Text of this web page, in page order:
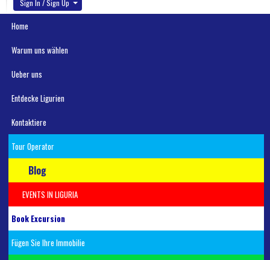
Sign In / Sign Up
Home
Warum uns wählen
Ueber uns
Entdecke Ligurien
Kontaktiere
Tour Operator
Blog
EVENTS IN LIGURIA
Book Excursion
Fügen Sie Ihre Immobilie